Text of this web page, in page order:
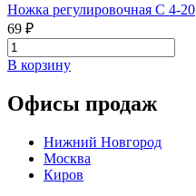
Ножка регулировочная С 4-20
69 ₽
В корзину
Офисы продаж
Нижний Новгород
Москва
Киров